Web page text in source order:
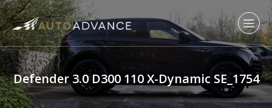
Defender 3.0 D300 110 X-Dynamic SE_1754